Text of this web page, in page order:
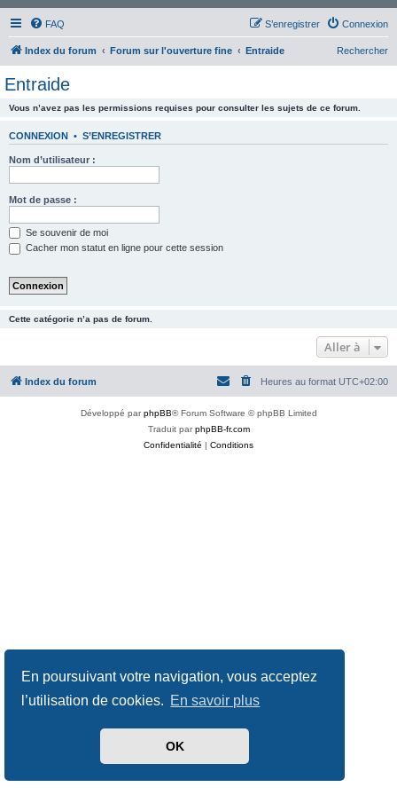
En poursuivant votre navigation, vous acceptez
l’utilisation de cookies. En savoir plus
OK
FAQ Connexion
S’enregistrer
Index du forum Forum sur l'ouverture fine Entraide Rechercher
Entraide
Vous n’avez pas les permissions requises pour consulter les sujets de ce forum.
CONNEXION • S’ENREGISTRER
Nom d’utilisateur :
Mot de passe :
Se souvenir de moi
Cacher mon statut en ligne pour cette session
Cette catégorie n’a pas de forum.
Aller à
Index du forum Heures au format UTC+02:00
Développé parphpBB® Forum Software © phpBB Limited
Traduit parphpBB-fr.com
Confidentialité | Conditions